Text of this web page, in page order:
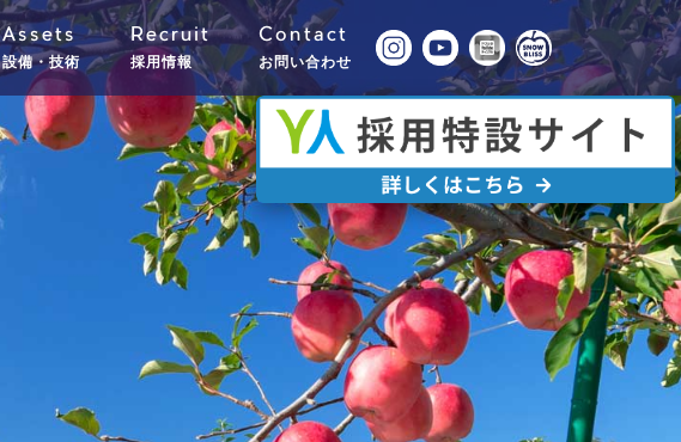
Assets
設備・技術
Recruit
採用情報
Contact
お問い合わせ